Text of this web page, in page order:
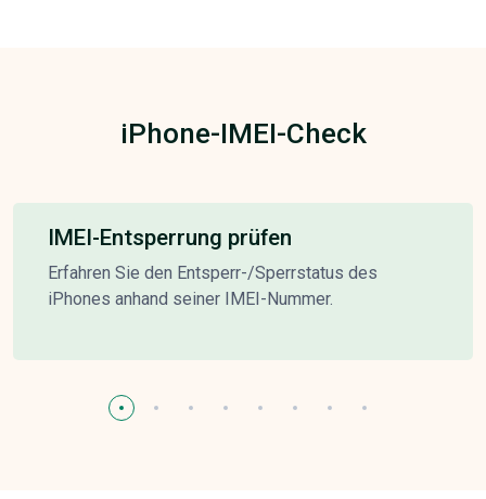
iPhone-IMEI-Check
IMEI-Entsperrung prüfen
Erfahren Sie den Entsperr-/Sperrstatus des
iPhones anhand seiner IMEI-Nummer.